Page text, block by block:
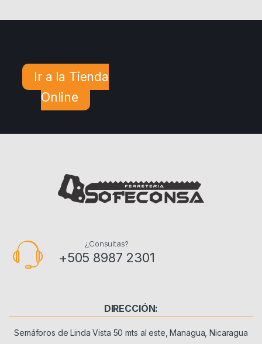
Ir a la Tienda
Online
¿Consultas?
+505 8987 2301
DIRECCIÓN:
Semáforos de Linda Vista 50 mts al este, Managua, Nicaragua